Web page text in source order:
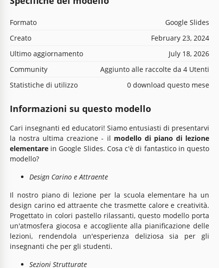
Formato
Google Slides
Creato
February 23, 2024
Ultimo aggiornamento
July 18, 2026
Community
Aggiunto alle raccolte da 4 Utenti
Statistiche di utilizzo
0 download questo mese
Informazioni su questo modello
Cari insegnanti ed educatori! Siamo entusiasti di presentarvi
la nostra ultima creazione - il modello di piano di lezione
elementare in Google Slides. Cosa c'è di fantastico in questo
modello?
Design Carino e Attraente
Il nostro piano di lezione per la scuola elementare ha un
design carino ed attraente che trasmette calore e creatività.
Progettato in colori pastello rilassanti, questo modello porta
un'atmosfera giocosa e accogliente alla pianificazione delle
lezioni, rendendola un'esperienza deliziosa sia per gli
insegnanti che per gli studenti.
Sezioni Strutturate